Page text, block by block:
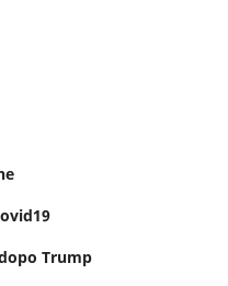
Trump